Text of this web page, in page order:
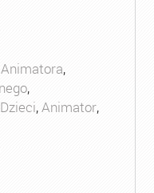
,
,
,Animator,